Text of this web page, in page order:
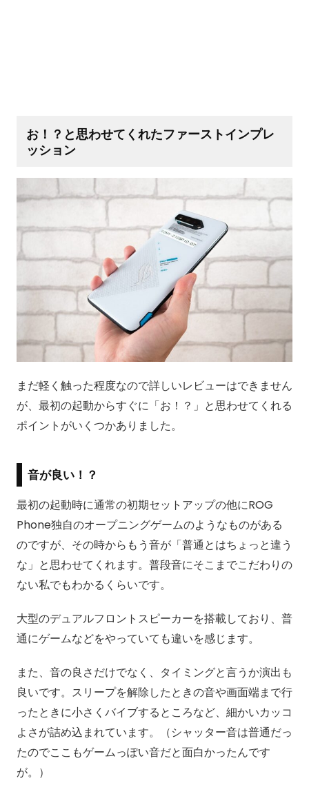
お！？と思わせてくれたファーストインプレ
ッション
まだ軽く触った程度なので詳しいレビューはできません
が、最初の起動からすぐに「お！？」と思わせてくれる
ポイントがいくつかありました。
音が良い！？
最初の起動時に通常の初期セットアップの他にROG
Phone独自のオープニングゲームのようなものがある
のですが、その時からもう音が「普通とはちょっと違う
な」と思わせてくれます。普段音にそこまでこだわりの
ない私でもわかるくらいです。
大型のデュアルフロントスピーカーを搭載しており、普
通にゲームなどをやっていても違いを感じます。
また、音の良さだけでなく、タイミングと言うか演出も
良いです。スリープを解除したときの音や画面端まで行
ったときに小さくバイブするところなど、細かいカッコ
よさが詰め込まれています。（シャッター音は普通だっ
たのでここもゲームっぽい音だと面白かったんです
が。）